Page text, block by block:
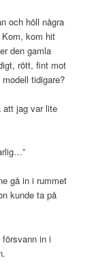
och höll några
kom hit
den gamla
rött, fint mot
tidigare?
att jag var lite
gå in i rummet
kunde ta på
försvann in i